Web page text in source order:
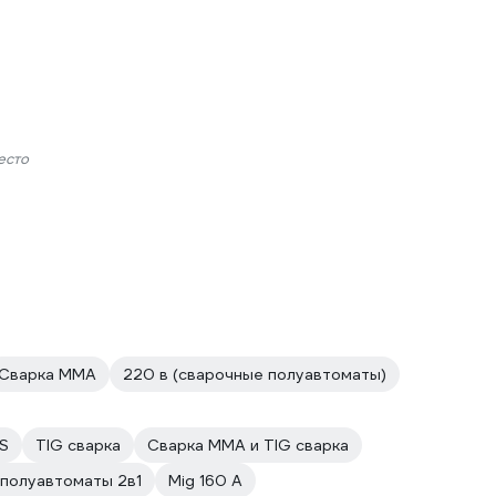
ММА 220 в (сварочные полуавтоматы)
TIG сварка
Сварка ММА и TIG сварка
2в1
Mig 160 A